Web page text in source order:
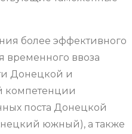
более эффективного
ввоза
Донецкой и
компетенции
поста Донецкой
южный), а также